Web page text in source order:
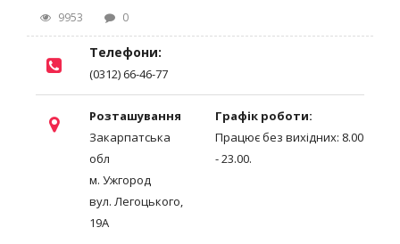
9953 0
Телефони:
(0312) 66-46-77
Розташування
Закарпатська
обл
м. Ужгород
вул. Легоцького,
19А
Графік роботи:
Працює без вихідних: 8.00
- 23.00.